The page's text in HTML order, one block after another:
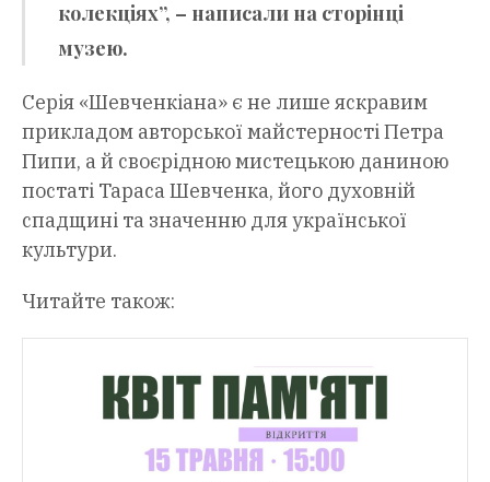
колекціях”, – написали на сторінці
музею.
Серія «Шевченкіана» є не лише яскравим
прикладом авторської майстерності Петра
Пипи, а й своєрідною мистецькою даниною
постаті Тараса Шевченка, його духовній
спадщині та значенню для української
культури.
Читайте також: